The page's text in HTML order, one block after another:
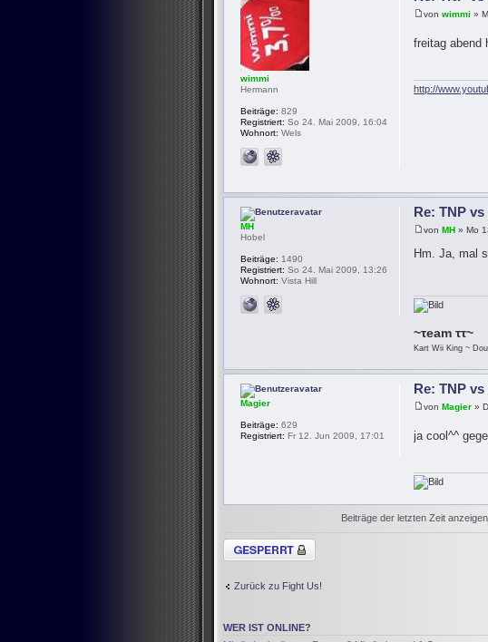
vonwimmi »
freitag abend
http://
wimmi
Hermann
Beiträge: 829
Registriert: So 24. Mai 2009, 16:04
Wohnort: Wels
Re: TNP
vonMH » Mo
Hm. Ja, mal
~τeam ττ~
Kart Wii King ~
MH
Hobel
Beiträge: 1490
Registriert: So 24. Mai 2009, 13:26
Wohnort: Vista Hill
Re: TNP
vonMagier »
ja cool^^
Magier
Beiträge: 629
Registriert: Fr 12. Jun 2009, 17:01
Beiträge der letzten Zeit
Thema gesperrt
Zurück zu Fight Us!
WER IST ONLINE?